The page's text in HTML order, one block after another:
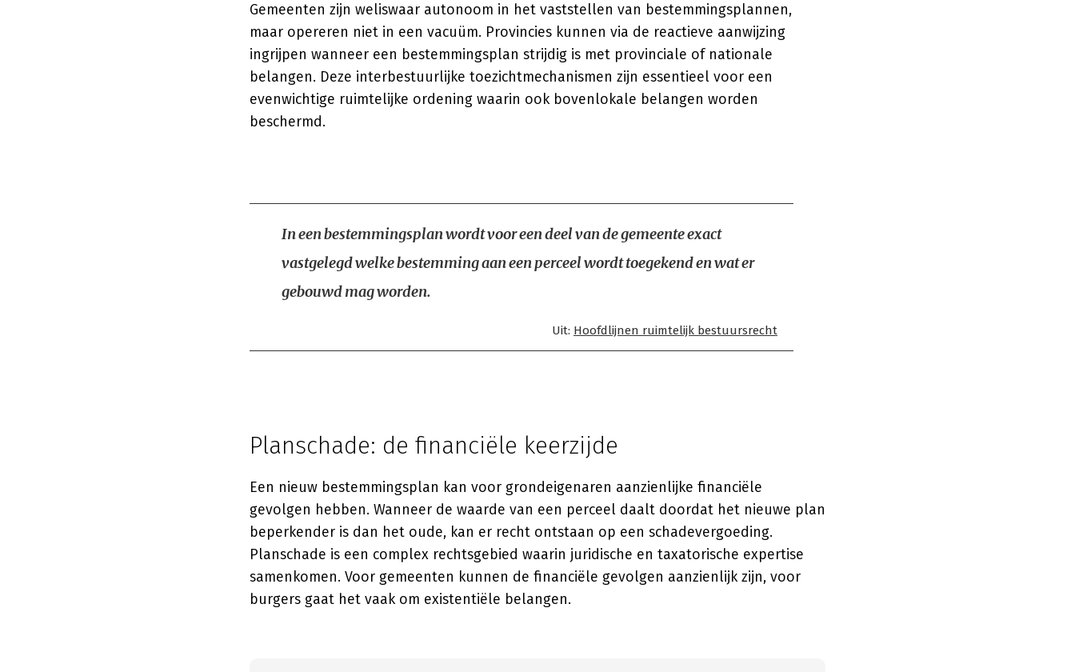
Gemeenten zijn weliswaar autonoom in het vaststellen van bestemmingsplannen,
maar opereren niet in een vacuüm. Provincies kunnen via de reactieve aanwijzing
ingrijpen wanneer een bestemmingsplan strijdig is met provinciale of nationale
belangen. Deze interbestuurlijke toezichtmechanismen zijn essentieel voor een
evenwichtige ruimtelijke ordening waarin ook bovenlokale belangen worden
beschermd.
In een bestemmingsplan wordt voor een deel van de gemeente exact
vastgelegd welke bestemming aan een perceel wordt toegekend en wat er
gebouwd mag worden.
Uit: Hoofdlijnen ruimtelijk bestuursrecht
Planschade: de financiële keerzijde
Een nieuw bestemmingsplan kan voor grondeigenaren aanzienlijke financiële
gevolgen hebben. Wanneer de waarde van een perceel daalt doordat het nieuwe plan
beperkender is dan het oude, kan er recht ontstaan op een schadevergoeding.
Planschade is een complex rechtsgebied waarin juridische en taxatorische expertise
samenkomen. Voor gemeenten kunnen de financiële gevolgen aanzienlijk zijn, voor
burgers gaat het vaak om existentiële belangen.